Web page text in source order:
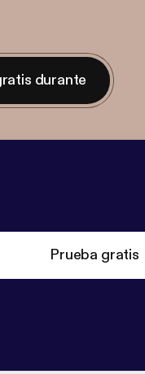
durante
Prueba gratis